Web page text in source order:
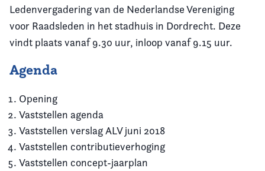
Vereniging
Contact
Ledenvergadering van de Nederlandse Vereniging
voor Raadsleden in het stadhuis in Dordrecht. Deze
vindt plaats vanaf 9.30 uur, inloop vanaf 9.15 uur.
Agenda
Opening
Vaststellen agenda
Vaststellen verslag ALV juni 2018
Vaststellen contributieverhoging
Vaststellen concept-jaarplan